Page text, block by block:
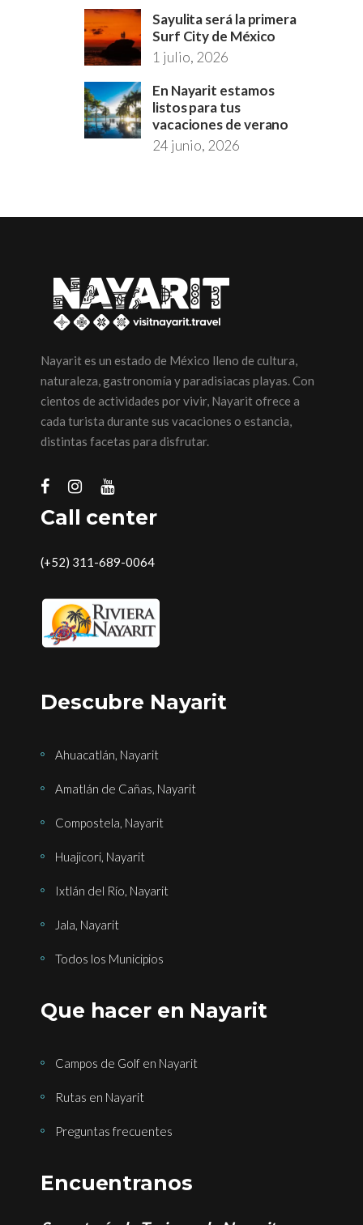
Sayulita será la primera
Surf City de México
1 julio, 2026
En Nayarit estamos
listos para tus
vacaciones de verano
24 junio, 2026
Nayarit es un estado de México lleno de cultura,
naturaleza, gastronomía y paradisiacas playas. Con
cientos de actividades por vivir, Nayarit ofrece a
cada turista durante sus vacaciones o estancia,
distintas facetas para disfrutar.
Call center
(+52) 311-689-0064
Descubre Nayarit
Ahuacatlán, Nayarit
Amatlán de Cañas, Nayarit
Compostela, Nayarit
Huajicori, Nayarit
Ixtlán del Río, Nayarit
Jala, Nayarit
Todos los Municipios
Que hacer en Nayarit
Campos de Golf en Nayarit
Rutas en Nayarit
Preguntas frecuentes
Encuentranos